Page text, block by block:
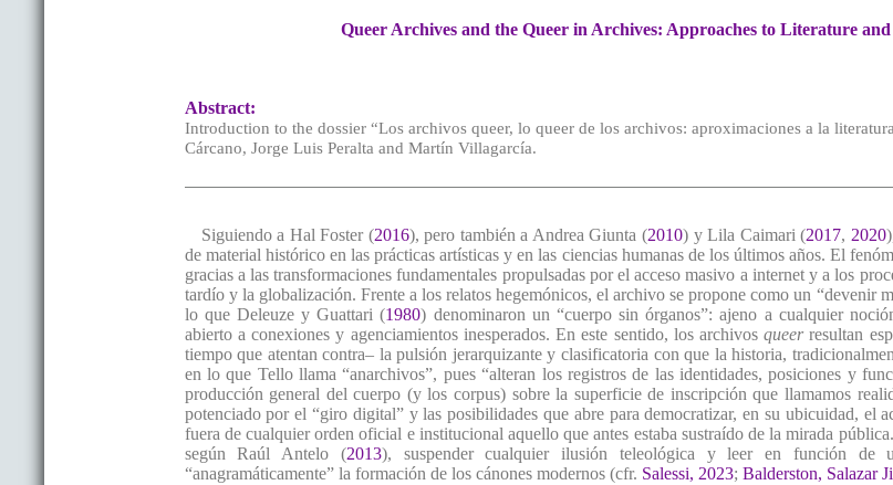
Queer Archives and the Queer in Archives: Approaches to Literature
Abstract:
Introduction to the dossier “Los archivos queer, lo queer de los archivos: aproximaciones a la
Cárcano, Jorge Luis Peralta and Martín Villagarcía.
Siguiendo a Hal Foster (2016), pero también a Andrea Giunta (2010) y Lila Caimari (2017, 2020
de material histórico en las prácticas artísticas y en las ciencias humanas de los últimos años. El
gracias a las transformaciones fundamentales propulsadas por el acceso masivo a internet y a los
tardío y la globalización. Frente a los relatos hegemónicos, el archivo se propone como un “devenir
lo que Deleuze y Guattari (1980) denominaron un “cuerpo sin órganos”: ajeno a cualquier
abierto a conexiones y agenciamientos inesperados. En este sentido, los archivosqueerresultan
tiempo que atentan contra– la pulsión jerarquizante y clasificatoria con que la historia,
en lo que Tello llama “anarchivos”, pues “alteran los registros de las identidades, posiciones y
producción general del cuerpo (y los corpus) sobre la superficie de inscripción que llamamos
potenciado por el “giro digital” y las posibilidades que abre para democratizar, en su ubicuidad, el
fuera de cualquier orden oficial e institucional aquello que antes estaba sustraído de la mirada
según Raúl Antelo (2013), suspender cualquier ilusión teleológica y leer en función de
“anagramáticamente” la formación de los cánones modernos (cfr. Salessi, 2023; Balderston, Salazar